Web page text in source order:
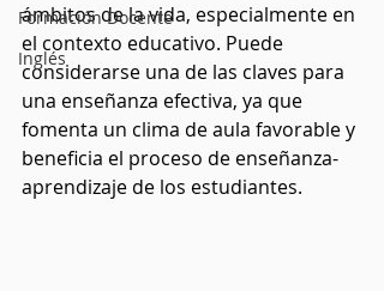
Formación Docente
Inglés
ámbitos de la vida, especialmente en
el contexto educativo. Puede
considerarse una de las claves para
una enseñanza efectiva, ya que
fomenta un clima de aula favorable y
beneficia el proceso de enseñanza-
aprendizaje de los estudiantes.